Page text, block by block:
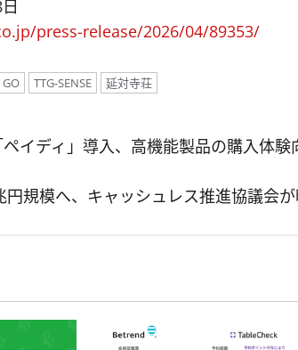
press-release/2026/04/89353/
TTG-SENSE 延対寺荘
ペイディ」導入、高機能製品の購入体験
円規模へ、キャッシュレス推進協議会